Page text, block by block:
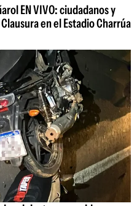
EN VIVO: ciudadanos y
en el Estadio Charrúa